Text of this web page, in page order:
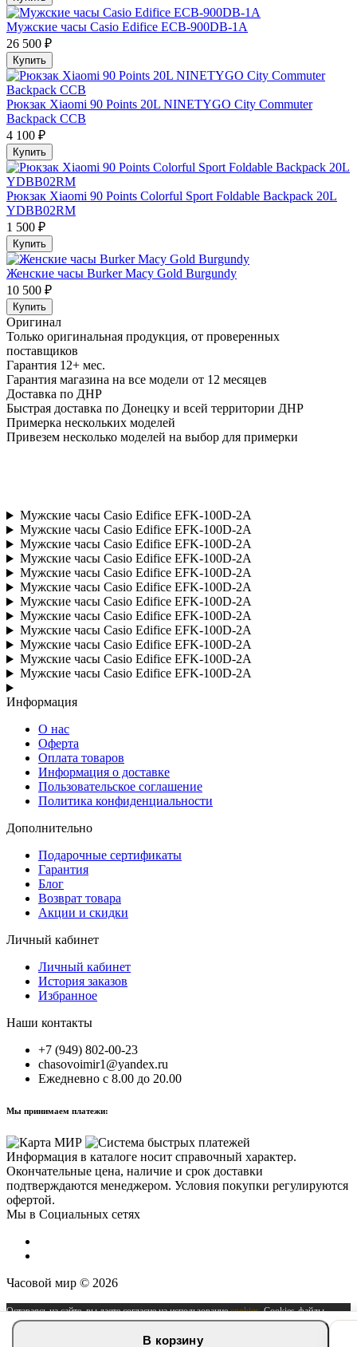
В корзину
Мужские часы Casio Edifice ECB-900DB-1A
26 500 ₽
Купить
Рюкзак Xiaomi 90 Points 20L NINETYGO City Commuter
Backpack CCB
4 100 ₽
Купить
Рюкзак Xiaomi 90 Points Colorful Sport Foldable Backpack 20L
YDBB02RM
1 500 ₽
Купить
Женские часы Burker Macy Gold Burgundy
10 500 ₽
Купить
Оригинал
Только оригинальная продукция, от проверенных
поставщиков
Гарантия 12+ мес.
Гарантия магазина на все модели от 12 месяцев
Доставка по ДНР
Быстрая доставка по Донецку и всей территории ДНР
Примерка нескольких моделей
Привезем несколько моделей на выбор для примерки
Мужские часы Casio Edifice EFK-100D-2A
Мужские часы Casio Edifice EFK-100D-2A
Мужские часы Casio Edifice EFK-100D-2A
Мужские часы Casio Edifice EFK-100D-2A
Мужские часы Casio Edifice EFK-100D-2A
Мужские часы Casio Edifice EFK-100D-2A
Мужские часы Casio Edifice EFK-100D-2A
Мужские часы Casio Edifice EFK-100D-2A
Мужские часы Casio Edifice EFK-100D-2A
Мужские часы Casio Edifice EFK-100D-2A
Мужские часы Casio Edifice EFK-100D-2A
Мужские часы Casio Edifice EFK-100D-2A
Информация
О нас
Оферта
Оплата товаров
Информация о доставке
Пользовательское соглашение
Политика конфиденциальности
Дополнительно
Подарочные сертификаты
Гарантия
Блог
Возврат товара
Акции и скидки
Личный кабинет
Личный кабинет
История заказов
Избранное
Наши контакты
+7 (949) 802-00-23
chasovoimir1@yandex.ru
Ежедневно с 8.00 до 20.00
Мы принимаем платежи:
Информация в каталоге носит справочный характер.
Окончательные цена, наличие и срок доставки
подтверждаются менеджером. Условия покупки регулируются
офертой.
Мы в Социальных сетях
Часовой мир © 2026
Оставаясь на сайте, вы даете согласие на использованиеcookies. Cookies-файлы
можно отключить в любое время в настройках вашего браузера.